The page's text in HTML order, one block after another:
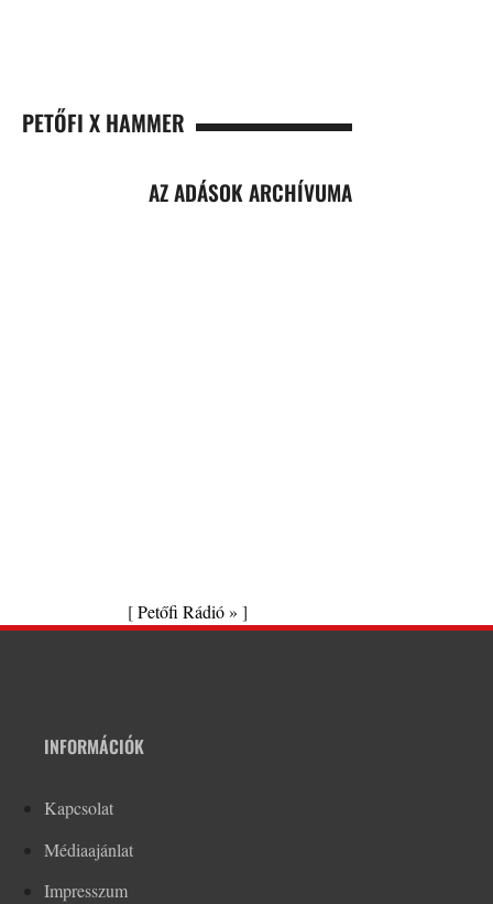
PETŐFI X HAMMER
AZ ADÁSOK ARCHÍVUMA
[Petőfi Rádió » ]
INFORMÁCIÓK
Kapcsolat
Médiaajánlat
Impresszum